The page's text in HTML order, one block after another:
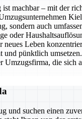
machbar – mit der
sondern auch
oder
neues Leben
und pünktlich
Umzugsfirma, die sich
und suchen einen